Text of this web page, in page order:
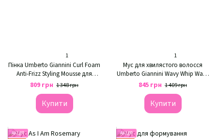
1
Пінка Umberto Giannini Curl Foam
Anti-Frizz Styling Mousse для
локонів від пуху
809 грн 1 348 грн
Купити
1
Мус для хвилястого волосся
Umberto Giannini Wavy Whip Wave
Enhancing Styling Mousse
845 грн 1 409 грн
Купити
АКЦІЯ
АКЦІЯ